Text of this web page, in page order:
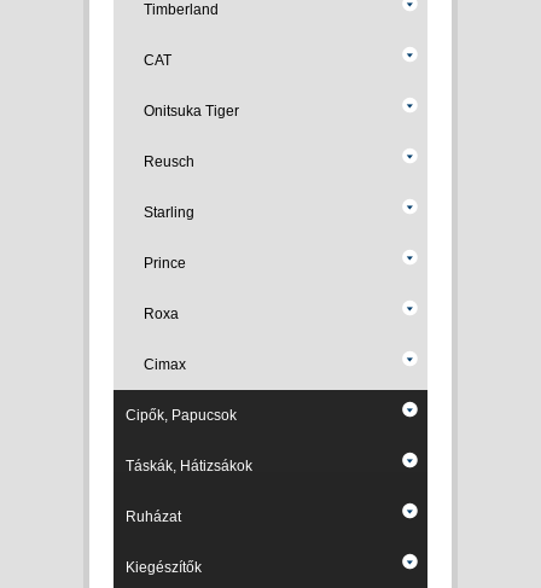
Timberland
CAT
Onitsuka Tiger
Reusch
Starling
Prince
Roxa
Cimax
Cipők, Papucsok
Táskák, Hátizsákok
Ruházat
Kiegészítők